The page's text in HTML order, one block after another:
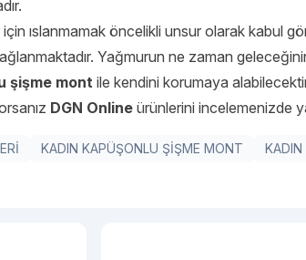
ıslanmamak öncelikli unsur olarak kabul
Yağmurun ne zaman
şişme mont ile kendini korumaya
DGN Online ürünlerini incelemenizde
KADIN KAPÜŞONLU ŞİŞME MONT